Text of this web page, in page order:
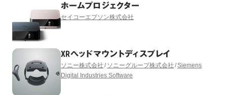
ホームプロジェクター
セイコーエプソン株式会社
XRヘッドマウントディスプレイ
ソニー株式会社 ソニーグループ株式会社 Siemens
Digital Industries Software